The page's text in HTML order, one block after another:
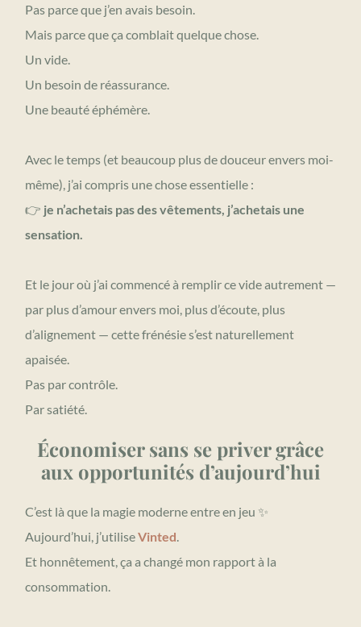
Pas parce que j’en avais besoin.
Mais parce que ça comblait quelque chose.
Un vide.
Un besoin de réassurance.
Une beauté éphémère.
Avec le temps (et beaucoup plus de douceur envers moi-
même), j’ai compris une chose essentielle :
👉 je n’achetais pas des vêtements, j’achetais une
sensation.
Et le jour où j’ai commencé à remplir ce vide autrement —
par plus d’amour envers moi, plus d’écoute, plus
d’alignement — cette frénésie s’est naturellement
apaisée.
Pas par contrôle.
Par satiété.
Économiser sans se priver grâce
aux opportunités d’aujourd’hui
C’est là que la magie moderne entre en jeu ✨
Aujourd’hui, j’utiliseVinted
Et honnêtement, ça a changé mon rapport à la
consommation.